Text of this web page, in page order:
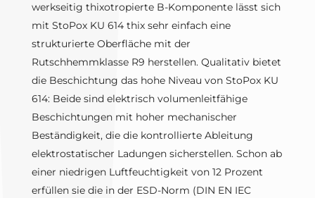
werkseitig thixotropierte B-Komponente lässt sich
mit StoPox KU 614 thix sehr einfach eine
strukturierte Oberfläche mit der
Rutschhemmklasse R9 herstellen. Qualitativ bietet
die Beschichtung das hohe Niveau von StoPox KU
614: Beide sind elektrisch volumenleitfähige
Beschichtungen mit hoher mechanischer
Beständigkeit, die die kontrollierte Ableitung
elektrostatischer Ladungen sicherstellen. Schon ab
einer niedrigen Luftfeuchtigkeit von 12 Prozent
erfüllen sie die in der ESD-Norm (DIN EN IEC